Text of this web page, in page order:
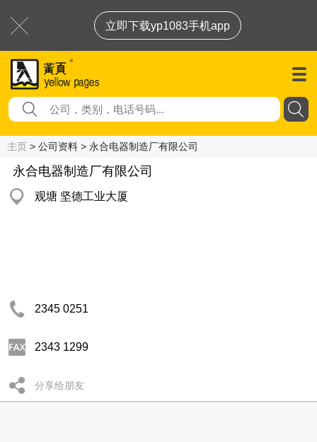
立即下载yp1083手机app
主页 > 公司资料 > 永合电器制造厂有限公司
永合电器制造厂有限公司
观塘 坚德工业大厦
2345 0251
2343 1299
分享给朋友